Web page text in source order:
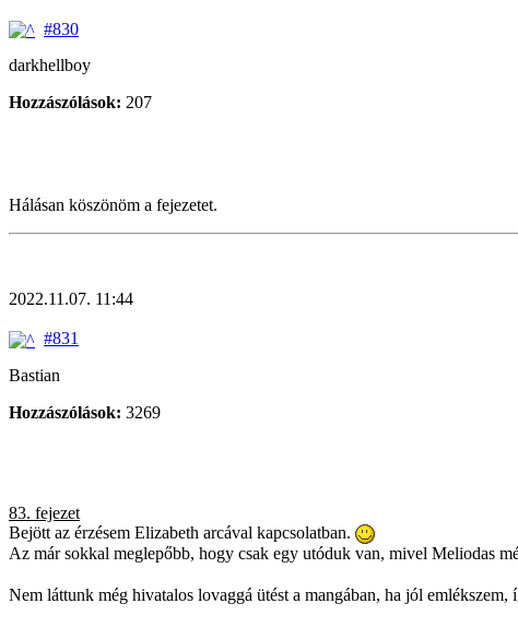
#830
darkhellboy
Hozzászólások: 207
Hálásan köszönöm a fejezetet.
2022.11.07. 11:44
#831
Bastian
Hozzászólások: 3269
83. fejezet
Bejött az érzésem Elizabeth arcával kapcsolatban.
Az már sokkal meglepőbb, hogy csak egy utóduk van, mivel Meliodas
Nem láttunk még hivatalos lovaggá ütést a mangában, ha jól